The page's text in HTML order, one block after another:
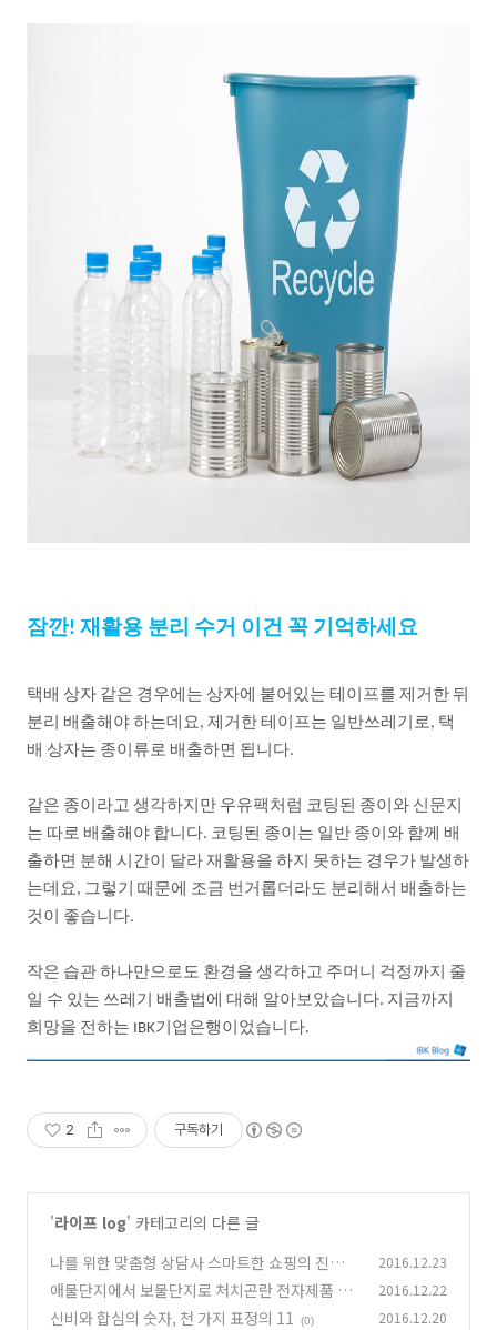
잠깐! 재활용 분리 수거 이건 꼭 기억하세요
택배 상자 같은 경우에는 상자에 붙어있는 테이프를 제거한 뒤
분리 배출해야하는데요 , 제거한테이프는 일반쓰레기로 , 택
배 상자는 종이류로 배출하면 됩니다.
같은 종이라고 생각하지만 우유팩처럼 코팅된 종이와 신문지
는 따로 배출해야 합니다. 코팅된 종이는 일반 종이와 함께 배
출하면 분해 시간이 달라재활용을 하지 못하는 경우가 발생하
는데요 , 그렇기 때문에 조금 번거롭더라도 분리해서 배출하는
것이
좋습니다.
작은 습관하나만으로도 환경을 생각하고 주머니 걱정까지 줄
일 수 있는 쓰레기 배출법에 대해 알아보았습니다. 지금까지
희망을 전하는 IBK기업은행이었습니다.
2 구독하기
'라이프 log' 카테고리의 다른 글
나를 위한 맞춤형 상담사 스마트한 쇼핑의 진화
챗봇(Chatbot) (0)
2016.12.23
애물단지에서 보물단지로 처치곤란 전자제품 돈
받고 판매하자
(0)
2016.12.22
신비와 합심의 숫자, 천 가지 표정의 11 (0) 2016.12.20